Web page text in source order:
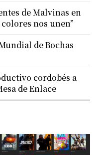
de Malvinas en
nos unen”
de Bochas
cordobés a
de Enlace